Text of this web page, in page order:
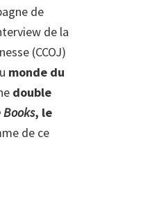
de
de la
(CCOJ)
monde du
double
Books, le
de ce